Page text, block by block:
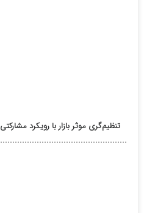
تنظیم‌گری موثر بازار با رویکرد